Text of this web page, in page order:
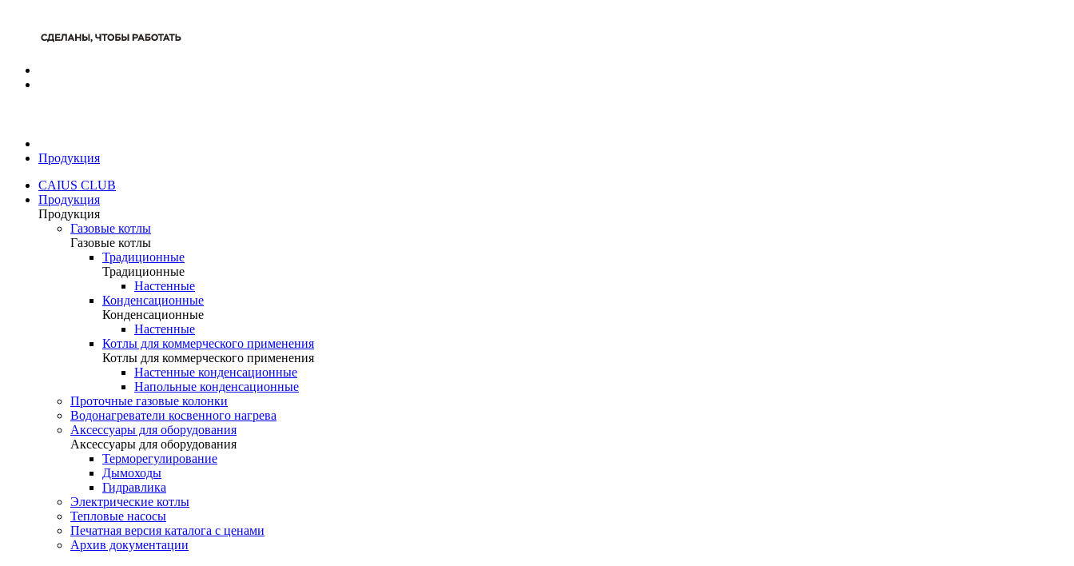
Продукция
CAIUS CLUB
Продукция
Продукция
Газовые котлы
Газовые котлы
Традиционные
Традиционные
Настенные
Конденсационные
Конденсационные
Настенные
Котлы для коммерческого применения
Котлы для коммерческого применения
Настенные конденсационные
Напольные конденсационные
Проточные газовые колонки
Водонагреватели косвенного нагрева
Аксессуары для оборудования
Аксессуары для оборудования
Терморегулирование
Дымоходы
Гидравлика
Электрические котлы
Тепловые насосы
Печатная версия каталога с ценами
Архив документации